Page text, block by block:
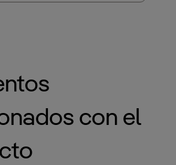
con el